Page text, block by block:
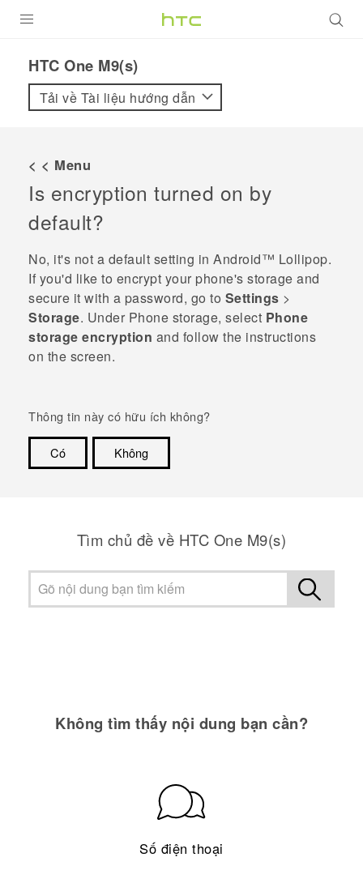
VIVE
VIVERSE
ỨNG DỤNG
HỖ TRỢ
HTC One M9(s)‎
Tải về Tài liệu hướng dẫn
< < Menu
Is encryption turned on by
default?
No, it's not a default setting in Android™ Lollipop.
If you'd like to encrypt your phone's storage and
secure it with a password, go to Settings >
Storage. Under Phone storage, select Phone
storage encryption and follow the instructions
on the screen.
Thông tin này có hữu ích không?
Có
Không
Tìm chủ đề về HTC One M9(s)
Không tìm thấy nội dung bạn cần?
Số điện thoại